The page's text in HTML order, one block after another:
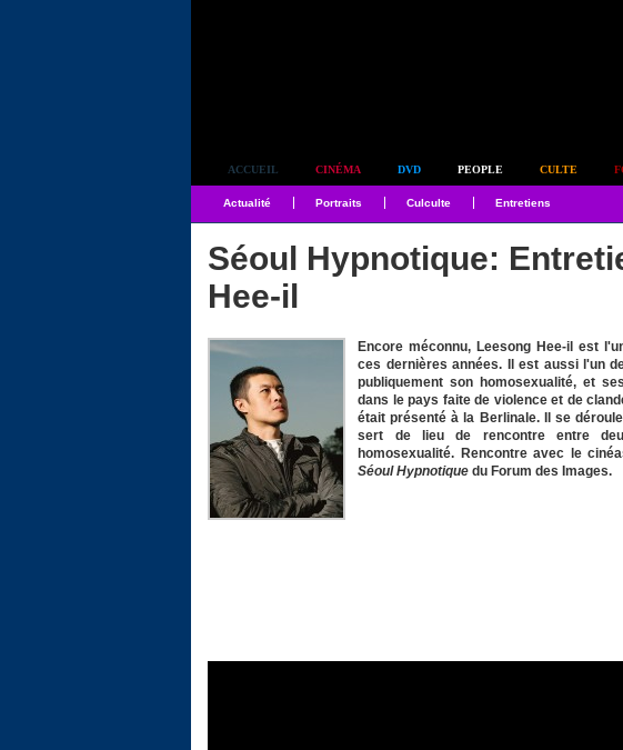
ACCUEIL CINÉMA DVD PEOPLE CULTE
Actualité Portraits Culculte Entretiens
Séoul Hypnotique:
Hee-il
Encore méconnu, Leesong Hee-il est
ces dernières années. Il est aussi l'un
publiquement son homosexualité, et
dans le pays faite de violence et de
était présenté à la Berlinale. Il se
sert de lieu de rencontre entre
homosexualité. Rencontre avec le
Séoul Hypnotique du Forum des Images.